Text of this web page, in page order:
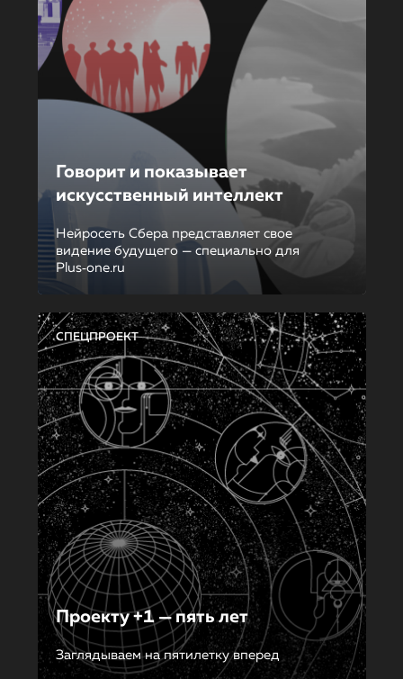
Говорит и показывает
искусственный интеллект
Нейросеть Сбера представляет свое
видение будущего — специально для
Plus‑one.ru
СПЕЦПРОЕКТ
Проекту +1 — пять лет
Заглядываем на пятилетку вперед